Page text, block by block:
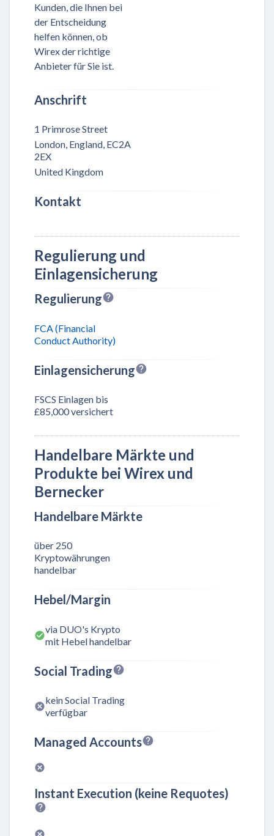
Kunden, die Ihnen bei
der Entscheidung
helfen können, ob
Wirex der richtige
Anbieter für Sie ist.
Anschrift
1 Primrose Street
London, England, EC2A
2EX
United Kingdom
Kontakt
Regulierung und
Einlagensicherung
Regulierung
FCA (Financial
Conduct Authority)
Einlagensicherung
FSCS Einlagen bis
£85,000 versichert
Handelbare Märkte und
Produkte bei Wirex und
Bernecker
Handelbare Märkte
über 250
Kryptowährungen
handelbar
Hebel/Margin
via DUO's Krypto
mit Hebel handelbar
Social Trading
kein Social Trading
verfügbar
Managed Accounts
Instant Execution (keine Requotes)